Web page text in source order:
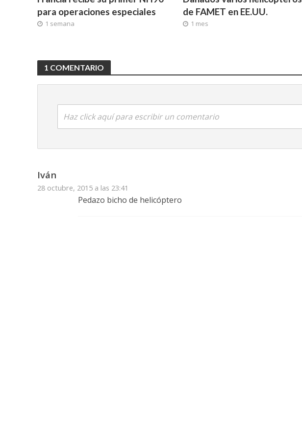
para operaciones especiales
1 semana
de FAMET en EE.UU.
1 mes
1 COMENTARIO
Haz click aquí para escribir un comentario
Iván
28 octubre, 2015 a las 23:41
Pedazo bicho de helicóptero